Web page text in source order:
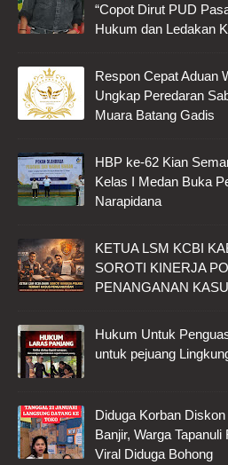
“Copot Dirut PUD
Hukum dan Ledakan
Respon Cepat Aduan
Ungkap Peredaran
Muara Batang Gadis
HBP ke-62 Kian
Kelas I Medan Buka
Narapidana
KETUA LSM KCBI
SOROTI KINERJA
PENANGANAN
Hukum Untuk
untuk pejuang
Diduga Korban
Banjir, Warga
Viral Diduga Bohong